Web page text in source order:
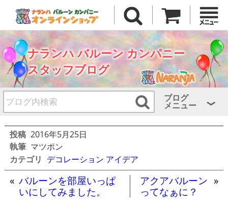
ナランハ バルーン カンパニー
スタッフブログ
ブログ
メニュー
投稿 2016年5月25日
執筆 マツポン
カテゴリ デコレーション アイデア
« バルーンを部屋いっぱ
いにしてみました。
アクアバルーン
ってなぁに？
»